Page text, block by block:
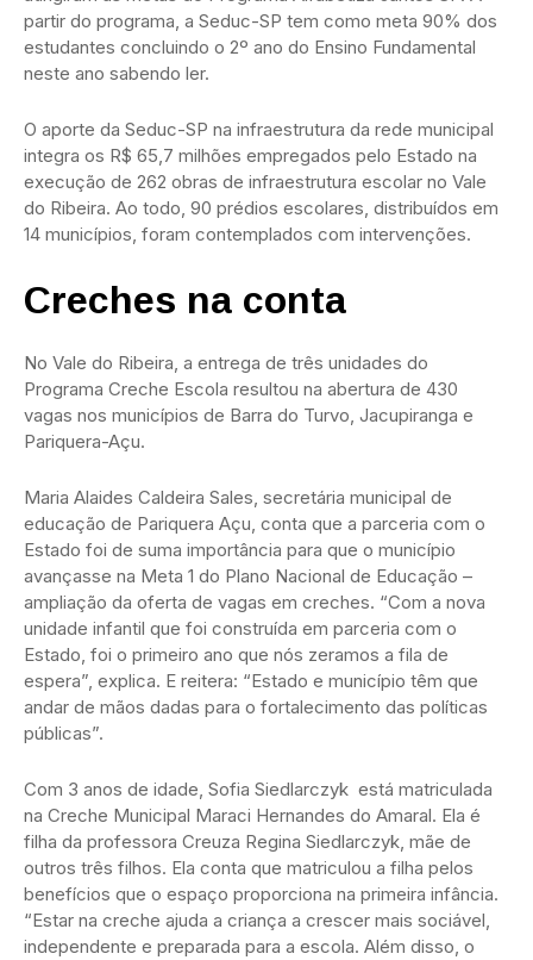
partir do programa, a Seduc-SP tem como meta 90% dos
estudantes concluindo o 2º ano do Ensino Fundamental
neste ano sabendo ler.
O aporte da Seduc-SP na infraestrutura da rede municipal
integra os R$ 65,7 milhões empregados pelo Estado na
execução de 262 obras de infraestrutura escolar no Vale
do Ribeira. Ao todo, 90 prédios escolares, distribuídos em
14 municípios, foram contemplados com intervenções.
Creches na conta
No Vale do Ribeira, a entrega de três unidades do
Programa Creche Escola resultou na abertura de 430
vagas nos municípios de Barra do Turvo, Jacupiranga e
Pariquera-Açu.
Maria Alaides Caldeira Sales, secretária municipal de
educação de Pariquera Açu, conta que a parceria com o
Estado foi de suma importância para que o município
avançasse na Meta 1 do Plano Nacional de Educação –
ampliação da oferta de vagas em creches. “Com a nova
unidade infantil que foi construída em parceria com o
Estado, foi o primeiro ano que nós zeramos a fila de
espera”, explica. E reitera: “Estado e município têm que
andar de mãos dadas para o fortalecimento das políticas
públicas”.
Com 3 anos de idade, Sofia Siedlarczyk está matriculada
na Creche Municipal Maraci Hernandes do Amaral. Ela é
filha da professora Creuza Regina Siedlarczyk, mãe de
outros três filhos. Ela conta que matriculou a filha pelos
benefícios que o espaço proporciona na primeira infância.
“Estar na creche ajuda a criança a crescer mais sociável,
independente e preparada para a escola. Além disso, o